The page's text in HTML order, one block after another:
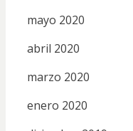
mayo 2020
abril 2020
marzo 2020
enero 2020